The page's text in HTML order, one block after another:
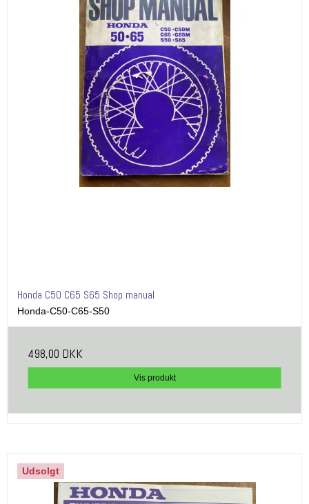
Honda C50 C65 S65 Shop manual
Honda-C50-C65-S50
498,00 DKK
Vis produkt
Udsolgt